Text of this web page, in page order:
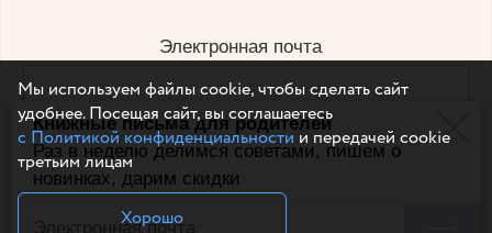
Книжные письма для родителей
Раз в неделю делимся советами, пишем о
новинках, дарим скидки
Электронная почта
Например, dulsineya@gmail.com
Без спама и смс
Подписаться
Мы используем файлы cookie, чтобы сделать сайт
удобнее. Посещая сайт, вы соглашаетесь
с Политикой конфиденциальностии передачей cookie
третьим лицам
Хорошо